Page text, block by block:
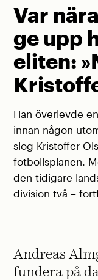
Var
ge upp
eliten:
Han överlevde
innan någon
slog Kristoffer
fotbollsplanen.
den tidigare
division två –
Andreas
fundera på